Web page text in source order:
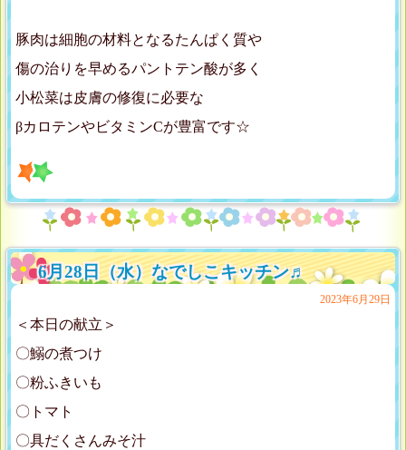
豚肉は細胞の材料となるたんぱく質や
傷の治りを早めるパントテン酸が多く
小松菜は皮膚の修復に必要な
βカロテンやビタミンCが豊富です☆
6月28日（水）なでしこキッチン♬
2023年6月29日
＜本日の献立＞
〇鰯の煮つけ
〇粉ふきいも
〇トマト
〇具だくさんみそ汁